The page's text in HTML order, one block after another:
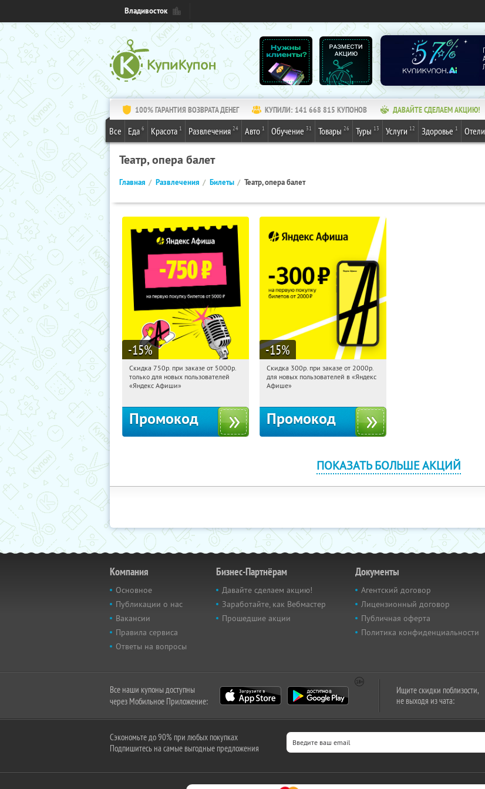
Владивосток
100% ГАРАНТИЯ ВОЗВРАТА ДЕНЕГ КУПИЛИ: 141 668 815 КУПОНОВ ДАВАЙТЕ СДЕЛАЕМ АКЦИЮ!
Все Еда 6 Красота 1 Развлечения 24 Авто 1 Обучение 31 Товары 26 Туры 13 Услуги 12 Здоровье 1 Отели
Театр, опера балет
Главная Развлечения Билеты Театр, опера балет
-15%
11:20:37 Получили:114
Россия
Скидка 750р. при заказе от 5000р.
только для новых пользователей
«Яндекс Афиши»
Промокод
-15%
11:20:37 Получили:65
Россия
Скидка 300р. при заказе от 2000р.
для новых пользователей в «Яндекс
Афише»
Промокод
ПОКАЗАТЬ БОЛЬШЕ АКЦИЙ
Компания
Основное
Публикации о нас
Вакансии
Правила сервиса
Ответы на вопросы
Бизнес-Партнёрам
Давайте сделаем акцию!
Заработайте, как Вебмастер
Прошедшие акции
Документы
Агентский договор
Лицензионный договор
Публичная оферта
Политика конфиденциальности
Все наши купоны доступны
через Мобильное Приложение:
Ищите скидки поблизости,
не выходя из чата:
Сэкономьте до 90% при любых покупках
Подпишитесь на самые выгодные предложения